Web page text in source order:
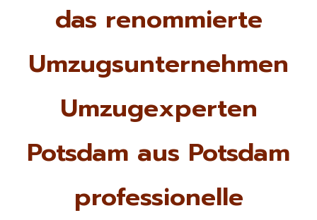
das renommierte
Umzugsunternehmen
Umzugexperten
Potsdam aus Potsdam
professionelle